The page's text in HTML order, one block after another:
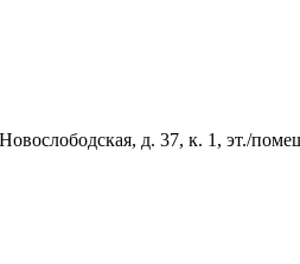
д. 37, к. 1, эт./